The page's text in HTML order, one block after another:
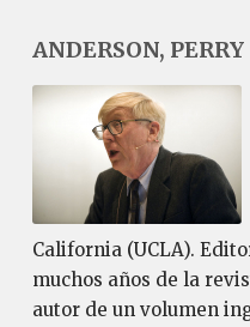
ANDERSON, PERRY
California (UCLA).
muchos años de la
autor de un volumen